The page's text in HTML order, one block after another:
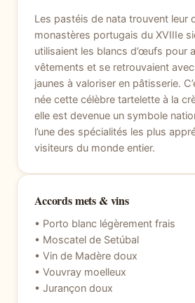
Les pastéis de nata trouvent leur
monastères portugais du XVIIIe
utilisaient les blancs d’œufs pour
vêtements et se retrouvaient
jaunes à valoriser en pâtisserie.
née cette célèbre tartelette à la
elle est devenue un symbole
l’une des spécialités les plus
visiteurs du monde entier.
Accords mets & vins
• Porto blanc légèrement frais
• Moscatel de Setúbal
• Vin de Madère doux
• Vouvray moelleux
• Jurançon doux